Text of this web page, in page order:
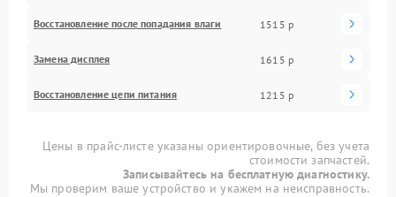
Восстановление после попадания влаги 1515 р
Замена дисплея 1615 р
Восстановление цепи питания 1215 р
Цены в прайс-листе указаны ориентировочные, без учета
стоимости запчастей.
Записывайтесь на бесплатную диагностику.
Мы проверим ваше устройство и укажем на неисправность.